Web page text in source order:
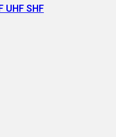
UHF SHF